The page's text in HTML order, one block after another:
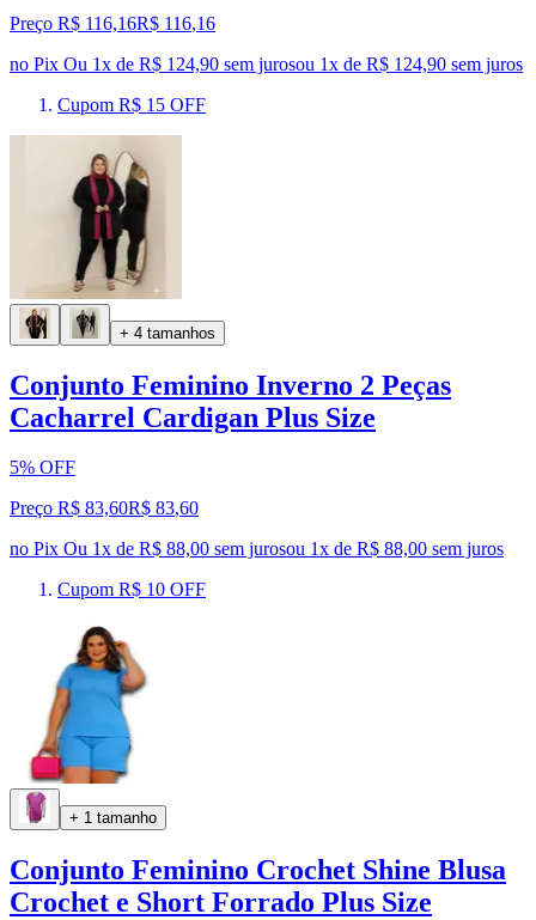
Preço R$ 116,16R$ 116,16
no Pix Ou 1x de R$ 124,90 sem jurosou 1x de R$ 124,90 sem juros
Cupom R$ 15 OFF
+ 4 tamanhos
Conjunto Feminino Inverno 2 Peças
Cacharrel Cardigan Plus Size
5% OFF
Preço R$ 83,60R$ 83,60
no Pix Ou 1x de R$ 88,00 sem jurosou 1x de R$ 88,00 sem juros
Cupom R$ 10 OFF
+ 1 tamanho
Conjunto Feminino Crochet Shine Blusa
Crochet e Short Forrado Plus Size